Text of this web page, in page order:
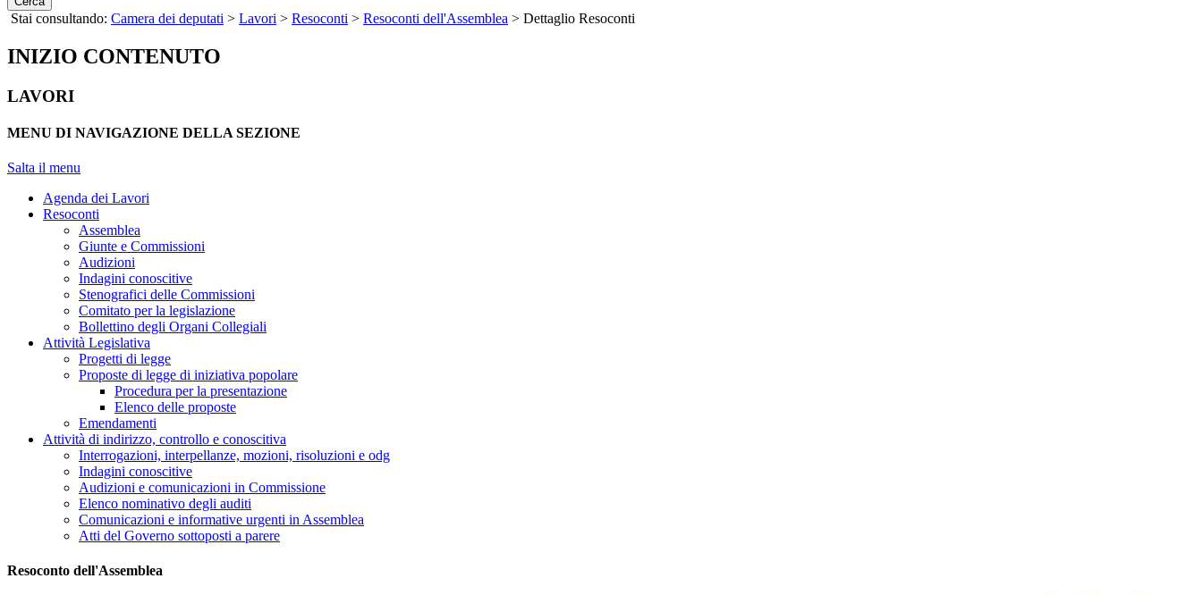
Stai consultando: Camera dei deputati > Lavori > Resoconti > Resoconti dell'Assemblea > Dettaglio Resoconti
INIZIO CONTENUTO
LAVORI
MENU DI NAVIGAZIONE DELLA SEZIONE
Salta il menu
Agenda dei Lavori
Resoconti
Assemblea
Giunte e Commissioni
Audizioni
Indagini conoscitive
Stenografici delle Commissioni
Comitato per la legislazione
Bollettino degli Organi Collegiali
Attività Legislativa
Progetti di legge
Proposte di legge di iniziativa popolare
Procedura per la presentazione
Elenco delle proposte
Emendamenti
Attività di indirizzo, controllo e conoscitiva
Interrogazioni, interpellanze, mozioni, risoluzioni e odg
Indagini conoscitive
Audizioni e comunicazioni in Commissione
Elenco nominativo degli auditi
Comunicazioni e informative urgenti in Assemblea
Atti del Governo sottoposti a parere
Resoconto dell'Assemblea